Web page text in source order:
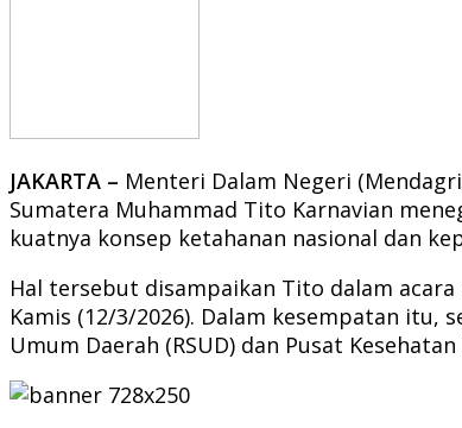
JAKARTA – Menteri Dalam Negeri
Sumatera Muhammad Tito Karnavian
kuatnya konsep ketahanan nasional dan
Hal tersebut disampaikan Tito dalam
Kamis (12/3/2026). Dalam kesempatan itu,
Umum Daerah (RSUD) dan Pusat